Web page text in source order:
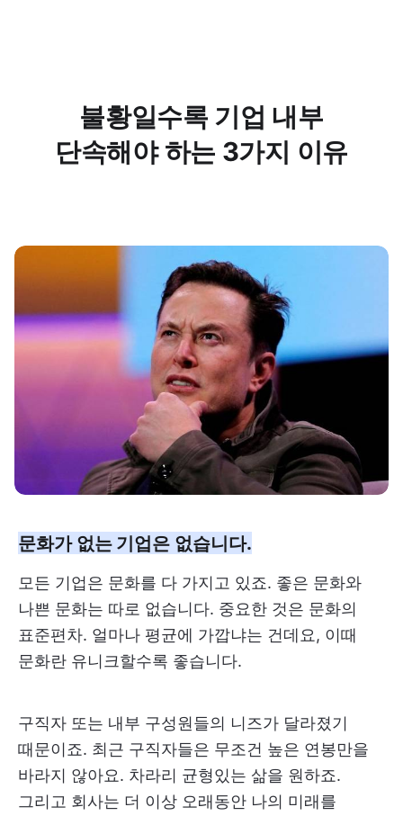
불황일수록 기업 내부
단속해야 하는 3가지 이유
문화가 없는 기업은 없습니다.
모든 기업은 문화를 다 가지고 있죠. 좋은 문화와
나쁜 문화는 따로 없습니다. 중요한 것은 문화의
표준편차. 얼마나 평균에 가깝냐는 건데요, 이때
문화란 유니크할수록 좋습니다.
구직자 또는 내부 구성원들의 니즈가 달라졌기
때문이죠. 최근 구직자들은 무조건 높은 연봉만을
바라지 않아요. 차라리 균형있는 삶을 원하죠.
그리고 회사는 더 이상 오래동안 나의 미래를